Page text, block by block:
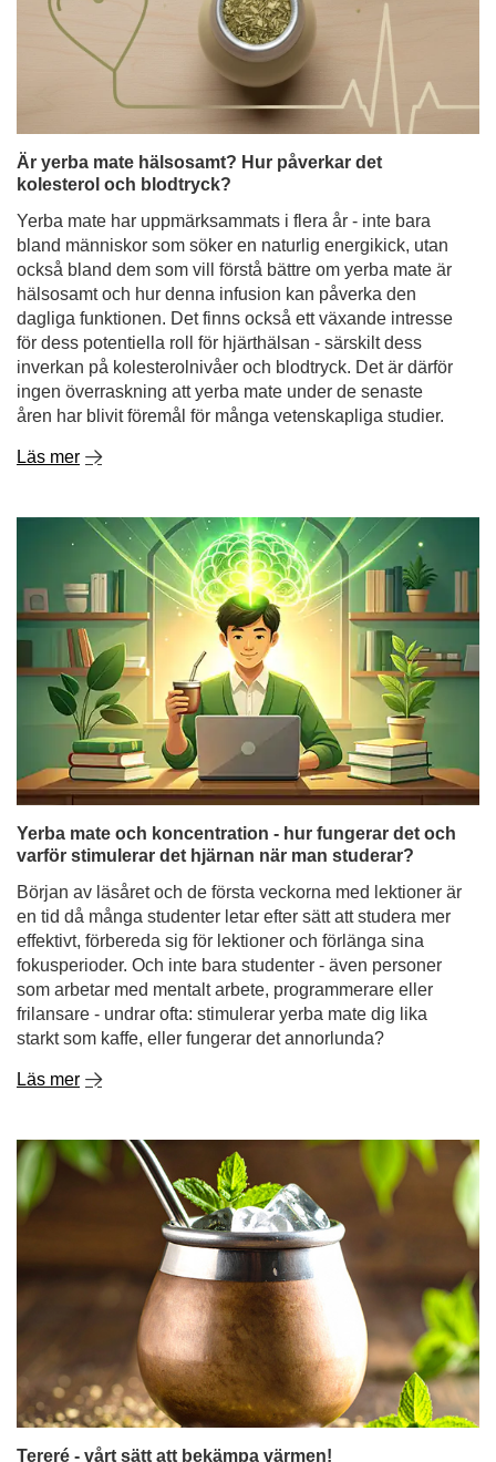
Är yerba mate hälsosamt? Hur påverkar det
kolesterol och blodtryck?
Yerba mate har uppmärksammats i flera år - inte bara
bland människor som söker en naturlig energikick, utan
också bland dem som vill förstå bättre om yerba mate är
hälsosamt och hur denna infusion kan påverka den
dagliga funktionen. Det finns också ett växande intresse
för dess potentiella roll för hjärthälsan - särskilt dess
inverkan på kolesterolnivåer och blodtryck. Det är därför
ingen överraskning att yerba mate under de senaste
åren har blivit föremål för många vetenskapliga studier.
Läs mer
Yerba mate och koncentration - hur fungerar det och
varför stimulerar det hjärnan när man studerar?
Början av läsåret och de första veckorna med lektioner är
en tid då många studenter letar efter sätt att studera mer
effektivt, förbereda sig för lektioner och förlänga sina
fokusperioder. Och inte bara studenter - även personer
som arbetar med mentalt arbete, programmerare eller
frilansare - undrar ofta: stimulerar yerba mate dig lika
starkt som kaffe, eller fungerar det annorlunda?
Läs mer
Tereré - vårt sätt att bekämpa värmen!